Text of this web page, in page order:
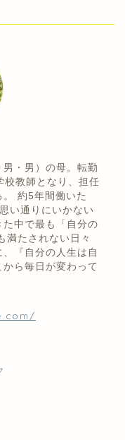
・男）の母。転勤
教師となり、担任
約5年間働いた
い通りにいかない
中で最も「自分の
満たされない日々
『自分の人生は自
ら毎日が変わって